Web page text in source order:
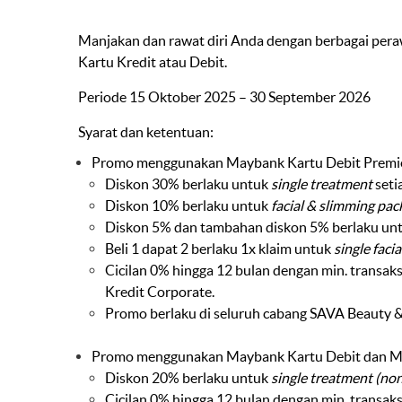
Manjakan dan rawat diri Anda dengan berbagai
Kartu Kredit atau Debit.
Periode 15 Oktober 2025 – 30 September 2026
Syarat dan ketentuan:
Promo menggunakan Maybank Kartu Debit
Diskon 30% berlaku untuk single treatment
Diskon 10% berlaku untuk facial & slimming
Diskon 5% dan tambahan diskon 5% berlaku
Beli 1 dapat 2 berlaku 1x klaim untuk single
Cicilan 0% hingga 12 bulan dengan min.
Kredit Corporate.
Promo berlaku di seluruh cabang SAVA Beauty
Promo menggunakan Maybank Kartu Debit dan
Diskon 20% berlaku untuk single treatment